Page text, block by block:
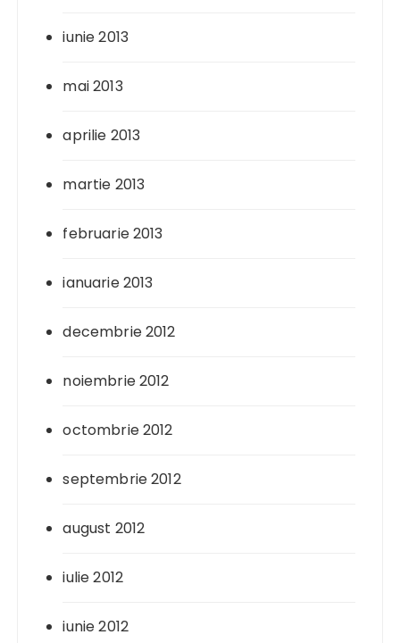
iunie 2013
mai 2013
aprilie 2013
martie 2013
februarie 2013
ianuarie 2013
decembrie 2012
noiembrie 2012
octombrie 2012
septembrie 2012
august 2012
iulie 2012
iunie 2012